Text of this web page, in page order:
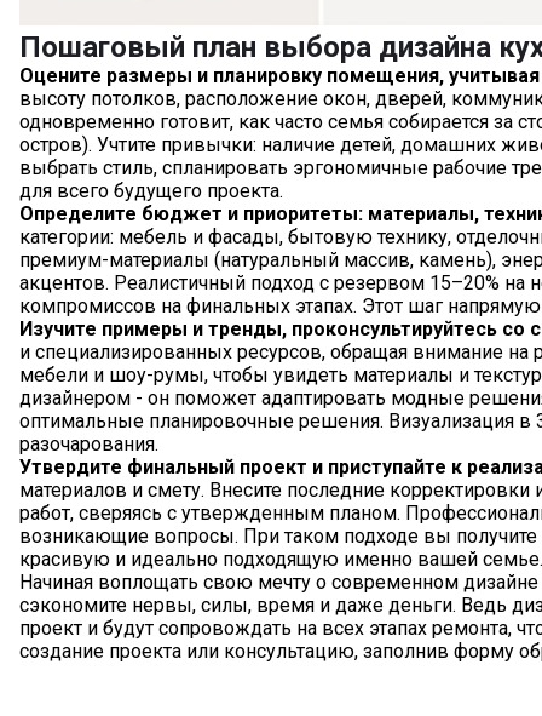
Пошаговый план выбора дизайна
Оцените размеры и планировку помещения,
высоту потолков, расположение окон, дверей,
одновременно готовит, как часто семья собирается
остров). Учтите привычки: наличие детей, домашних
выбрать стиль, спланировать эргономичные рабочие
для всего будущего проекта.
Определите бюджет и приоритеты: материалы,
категории: мебель и фасады, бытовую технику,
премиум-материалы (натуральный массив, камень),
акцентов. Реалистичный подход с резервом 15–20%
компромиссов на финальных этапах. Этот шаг
Изучите примеры и тренды, проконсультируйтесь со
и специализированных ресурсов, обращая внимание
мебели и шоу-румы, чтобы увидеть материалы и
дизайнером - он поможет адаптировать модные
оптимальные планировочные решения. Визуализация
разочарования.
Утвердите финальный проект и приступайте к
материалов и смету. Внесите последние корректировки
работ, сверяясь с утвержденным планом.
возникающие вопросы. При таком подходе вы
красивую и идеально подходящую именно вашей семье.
Начиная воплощать свою мечту о современном дизайне
сэкономите нервы, силы, время и даже деньги. Ведь
проект и будут сопровождать на всех этапах ремонта,
создание проекта или консультацию, заполнив форму